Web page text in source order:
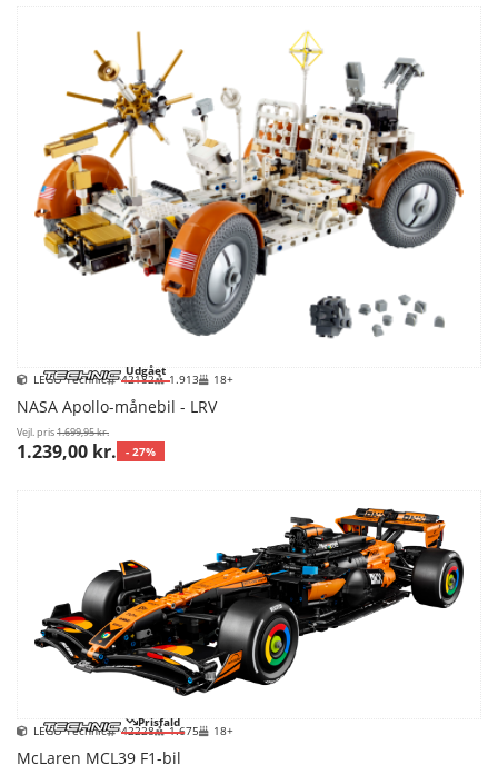
Udgået
LEGO Technic 42182 1.913 18+
NASA Apollo-månebil - LRV
Vejl. pris1.699,95 kr.
1.239,00 kr. - 27%
Prisfald
LEGO Technic 42228 1.675 18+
McLaren MCL39 F1-bil